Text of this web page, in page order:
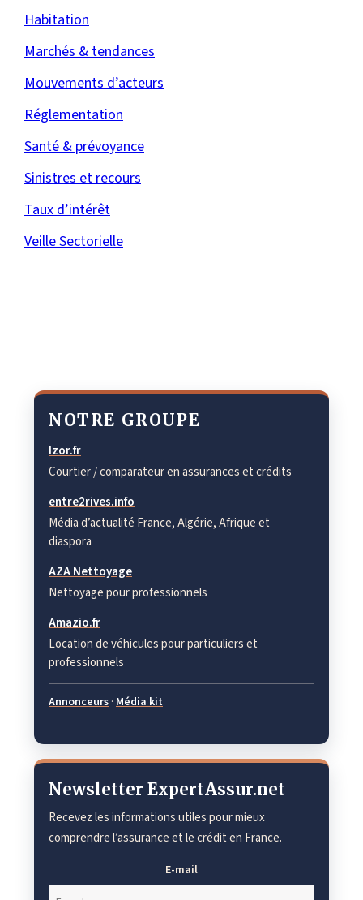
Habitation
Marchés & tendances
Mouvements d’acteurs
Réglementation
Santé & prévoyance
Sinistres et recours
Taux d’intérêt
Veille Sectorielle
NOTRE GROUPE
Izor.fr
Courtier / comparateur en assurances et crédits
entre2rives.info
Média d’actualité France, Algérie, Afrique et
diaspora
AZA Nettoyage
Nettoyage pour professionnels
Amazio.fr
Location de véhicules pour particuliers et
professionnels
Annonceurs · Média kit
Newsletter ExpertAssur.net
Recevez les informations utiles pour mieux
comprendre l’assurance et le crédit en France.
E-mail